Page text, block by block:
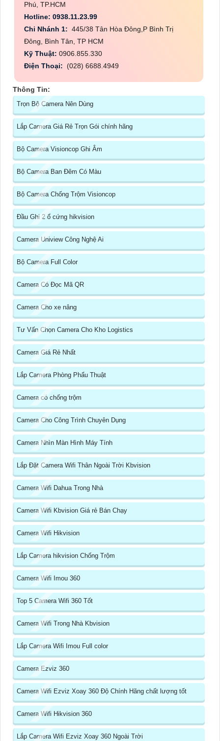
Phú, TP.HCM
Hotline: 0938.11.23.99
Chi Nhánh 1: 445/38 Tân Hòa Đông,P Bình Trị
Đông, Bình Tân, TP HCM
Kỹ Thuật: 0906.855.330
Điện Thoại: (028) 6688.4949
Thông Tin:
Trọn Bộ Camera Nên Dùng
Lắp Camera Giá Rẻ Trọn Gói chính hãng
Bộ Camera Visioncop Ghi Âm
Bộ Camera Ban Đêm Có Màu
Bộ Camera Chống Trộm Visioncop
Đầu Ghi 2 ổ cứng hikvision
Camera Uniview Công Nghệ Ai
Bộ Camera Full Color
Camera Có Đọc Mã QR
Camera Cho xe nâng
Tư Vấn Chọn Camera Cho Kho Logistics
Camera Giá Rẻ Nhất
Lắp Camera Phòng Phẩu Thuật
Camera có chống trộm
Camera Cho Công Trình Chuyên Dụng
Camera Nhìn Màn Hình Máy Tính
Lắp Đặt Camera Wifi Thân Ngoài Trời Kbvision
Camera Wifi Dahua Trong Nhà
Camera Wifi Kbvision Giá rẻ Bán Chạy
Camera Wifi Hikvision
Lắp Camera hikvision Chống Trộm
Camera Wifi Imou 360
Top 5 Camera Wifi 360 Tốt
Camera Wifi Trong Nhà Kbvision
Lắp Camera Wifi Imou Full color
Camera Ezviz 360
Camera Wifi Ezviz Xoay 360 Độ Chính Hãng chất lượng tốt
Camera Wifi Hikvision 360
Lắp Camera Wifi Ezviz Xoay 360 Ngoài Trời